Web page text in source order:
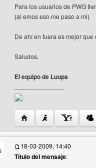
Para los usuarios de PWG
(al emos eso me paso a mi)
De ahí en fuera es mejor que
Saludos,
El equipo de Luupa
Visitar sitio web del
18-03-2009, 14:40
Título del mensaje: